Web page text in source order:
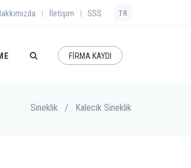
| İletişim | SSS TR
FİRMA KAYDI
Sineklik / Kalecik Sineklik